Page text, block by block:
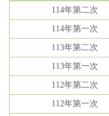
114年第二次
114年第一次
113年第二次
113年第一次
112年第二次
112年第一次